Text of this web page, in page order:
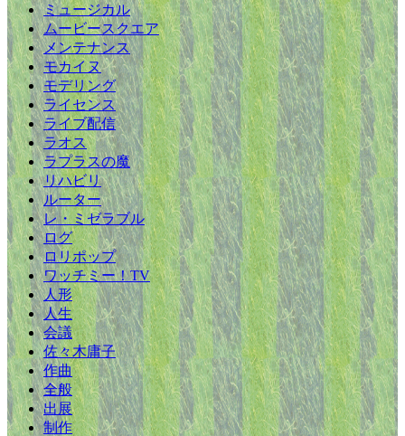
ミュージカル
ムービースクエア
メンテナンス
モカイヌ
モデリング
ライセンス
ライブ配信
ラオス
ラプラスの魔
リハビリ
ルーター
レ・ミゼラブル
ログ
ロリポップ
ワッチミー！TV
人形
人生
会議
佐々木庸子
作曲
全般
出展
制作